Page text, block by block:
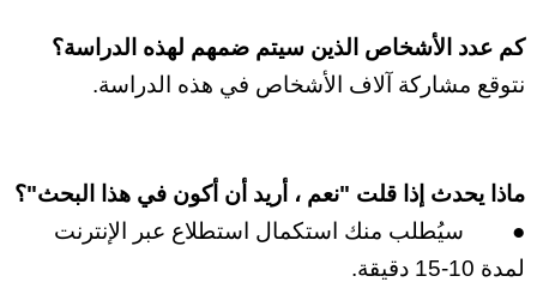
كم عدد الأشخاص الذين سيتم ضمهم لهذه الدراسة؟
نتوقع مشاركة آلاف الأشخاص في هذه الدراسة.
ماذا يحدث إذا قلت "نعم ، أريد أن أكون في هذا البحث"؟
●
سيُطلب منك استكمال استطلاع عبر الإنترنت
لمدة 10-15 دقيقة.